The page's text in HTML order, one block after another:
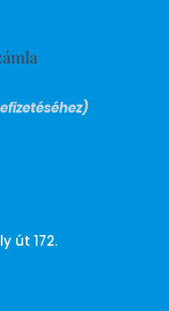
út 172.